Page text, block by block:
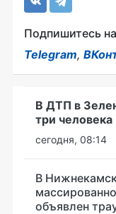
Подпишитесь
Telegram,
В ДТП в
три человека
сегодня, 08:14
В
объявлен